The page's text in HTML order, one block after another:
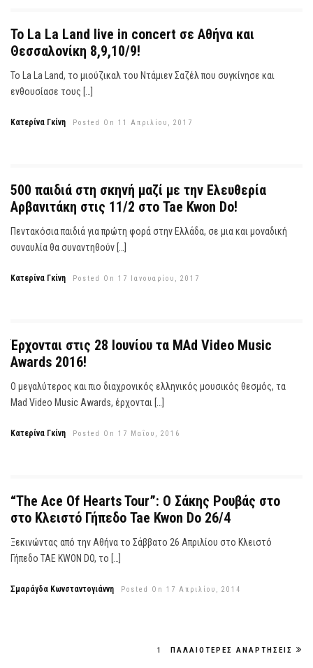
Το La La Land live in concert σε Αθήνα και
Θεσσαλονίκη 8,9,10/9!
Το La La Land, το μιούζικαλ του Ντάμιεν Σαζέλ που συγκίνησε και
ενθουσίασε τους […]
Κατερίνα Γκίνη Posted On 11 Απριλίου, 2017
500 παιδιά στη σκηνή μαζί με την Ελευθερία
Αρβανιτάκη στις 11/2 στο Tae Kwon Do!
Πεντακόσια παιδιά για πρώτη φορά στην Ελλάδα, σε μια και μοναδική
συναυλία θα συναντηθούν […]
Κατερίνα Γκίνη Posted On 17 Ιανουαρίου, 2017
Έρχονται στις 28 Ιουνίου τα MAd Video Music
Awards 2016!
Ο μεγαλύτερος και πιο διαχρονικός ελληνικός μουσικός θεσμός, τα
Mad Video Music Awards, έρχονται […]
Κατερίνα Γκίνη Posted On 17 Μαΐου, 2016
“The Ace Of Hearts Tour”: Ο Σάκης Ρουβάς στο
στο Κλειστό Γήπεδο Tae Kwon Do 26/4
Ξεκινώντας από την Αθήνα το Σάββατο 26 Απριλίου στο Κλειστό
Γήπεδο TAE KWON DO, το […]
Σμαράγδα Κωνσταντογιάννη Posted On 17 Απριλίου, 2014
1 ΠΑΛΑΙΌΤΕΡΕΣ ΑΝΑΡΤΉΣΕΙΣ